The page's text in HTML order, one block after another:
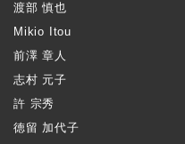
渡部 慎也
Mikio Itou
前澤 章人
志村 元子
許 宗秀
徳留 加代子